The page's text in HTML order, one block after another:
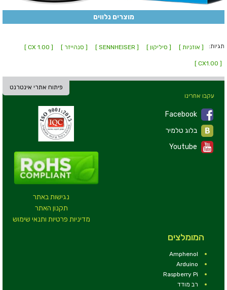
מוצרים נלווים
תגיות: [ אוזניות ] [ סיליקון ] [ SENNHEISER ] [ סנהייזר ] [ CX 1.00 ]
[ CX1.00 ]
פיתוח אתרי אינטרנט
נגישות באתר
תקנון האתר
מדיניות פרטיות ותנאי שימוש
עקבו אחרינו
Facebook
Youtube
המומלצים
Amphenol
Arduino
Raspberry Pi
רב מודד